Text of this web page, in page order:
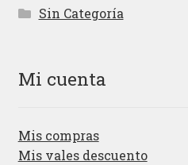
Sin Categoría
Mi cuenta
Mis compras
Mis vales descuento